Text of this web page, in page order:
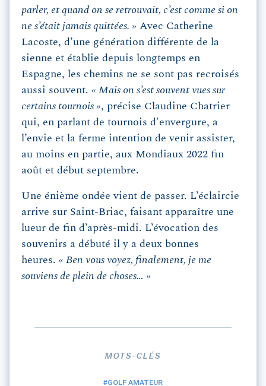
parler, et quand on se retrouvait, c’est comme si on
ne s’était jamais quittées. » Avec Catherine
Lacoste, d’une génération différente de la
sienne et établie depuis longtemps en
Espagne, les chemins ne se sont pas recroisés
aussi souvent. « Mais on s’est souvent vues sur
certains tournois », précise Claudine Chatrier
qui, en parlant de tournois d'envergure, a
l’envie et la ferme intention de venir assister,
au moins en partie, aux Mondiaux 2022 fin
août et début septembre.
Une énième ondée vient de passer. L’éclaircie
arrive sur Saint-Briac, faisant apparaître une
lueur de fin d’après-midi. L’évocation des
souvenirs a débuté il y a deux bonnes
heures. « Ben vous voyez, finalement, je me
souviens de plein de choses… »
MOTS-CLÉS
#GOLF AMATEUR